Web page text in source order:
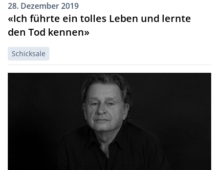
28. Dezember 2019
«Ich führte ein tolles Leben und lernte
den Tod kennen»
Schicksale